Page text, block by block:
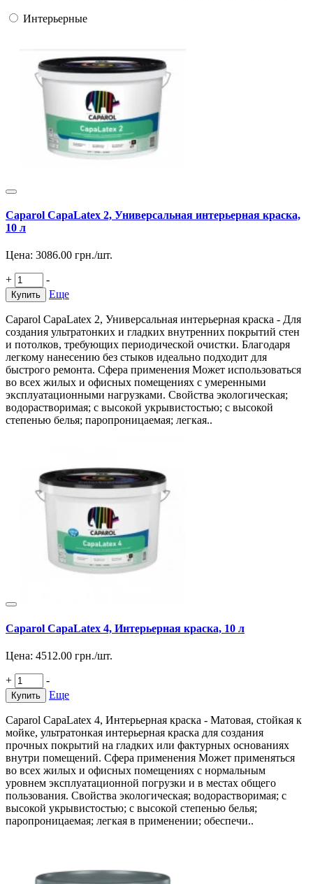
Интерьерные
Caparol CapaLatex 2, Универсальная интерьерная краска,
10 л
Цена: 3086.00 грн./шт.
+ -
Купить Еще
Caparol CapaLatex 2, Универсальная интерьерная краска - Для
создания ультратонких и гладких внутренних покрытий стен
и потолков, требующих периодической очистки. Благодаря
легкому нанесению без стыков идеально подходит для
быстрого ремонта. Сфера применения Может использоваться
во всех жилых и офисных помещениях с умеренными
эксплуатационными нагрузками. Свойства экологическая;
водорастворимая; с высокой укрывистостью; с высокой
степенью белья; паропроницаемая; легкая..
Caparol CapaLatex 4, Интерьерная краска, 10 л
Цена: 4512.00 грн./шт.
+ -
Купить Еще
Caparol CapaLatex 4, Интерьерная краска - Матовая, стойкая к
мойке, ультратонкая интерьерная краска для создания
прочных покрытий на гладких или фактурных основаниях
внутри помещений. Сфера применения Может применяться
во всех жилых и офисных помещениях с нормальным
уровнем эксплуатационной погрузки и в местах общего
пользования. Свойства экологическая; водорастворимая; с
высокой укрывистостью; с высокой степенью белья;
паропроницаемая; легкая в применении; обеспечи..